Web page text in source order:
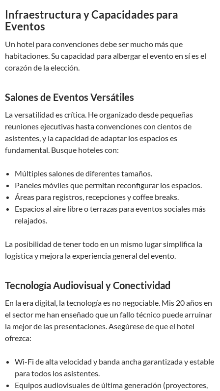
Infraestructura y Capacidades para
Eventos
Un hotel para convenciones debe ser mucho más que
habitaciones. Su capacidad para albergar el evento en sí es el
corazón de la elección.
Salones de Eventos Versátiles
La versatilidad es crítica. He organizado desde pequeñas
reuniones ejecutivas hasta convenciones con cientos de
asistentes, y la capacidad de adaptar los espacios es
fundamental. Busque hoteles con:
Múltiples salones de diferentes tamaños.
Paneles móviles que permitan reconfigurar los espacios.
Áreas para registros, recepciones y coffee breaks.
Espacios al aire libre o terrazas para eventos sociales más
relajados.
La posibilidad de tener todo en un mismo lugar simplifica la
logística y mejora la experiencia general del evento.
Tecnología Audiovisual y Conectividad
En la era digital, la tecnología es no negociable. Mis 20 años en
el sector me han enseñado que un fallo técnico puede arruinar
la mejor de las presentaciones. Asegúrese de que el hotel
ofrezca:
Wi-Fi de alta velocidad y banda ancha garantizada y estable
para todos los asistentes.
Equipos audiovisuales de última generación (proyectores,